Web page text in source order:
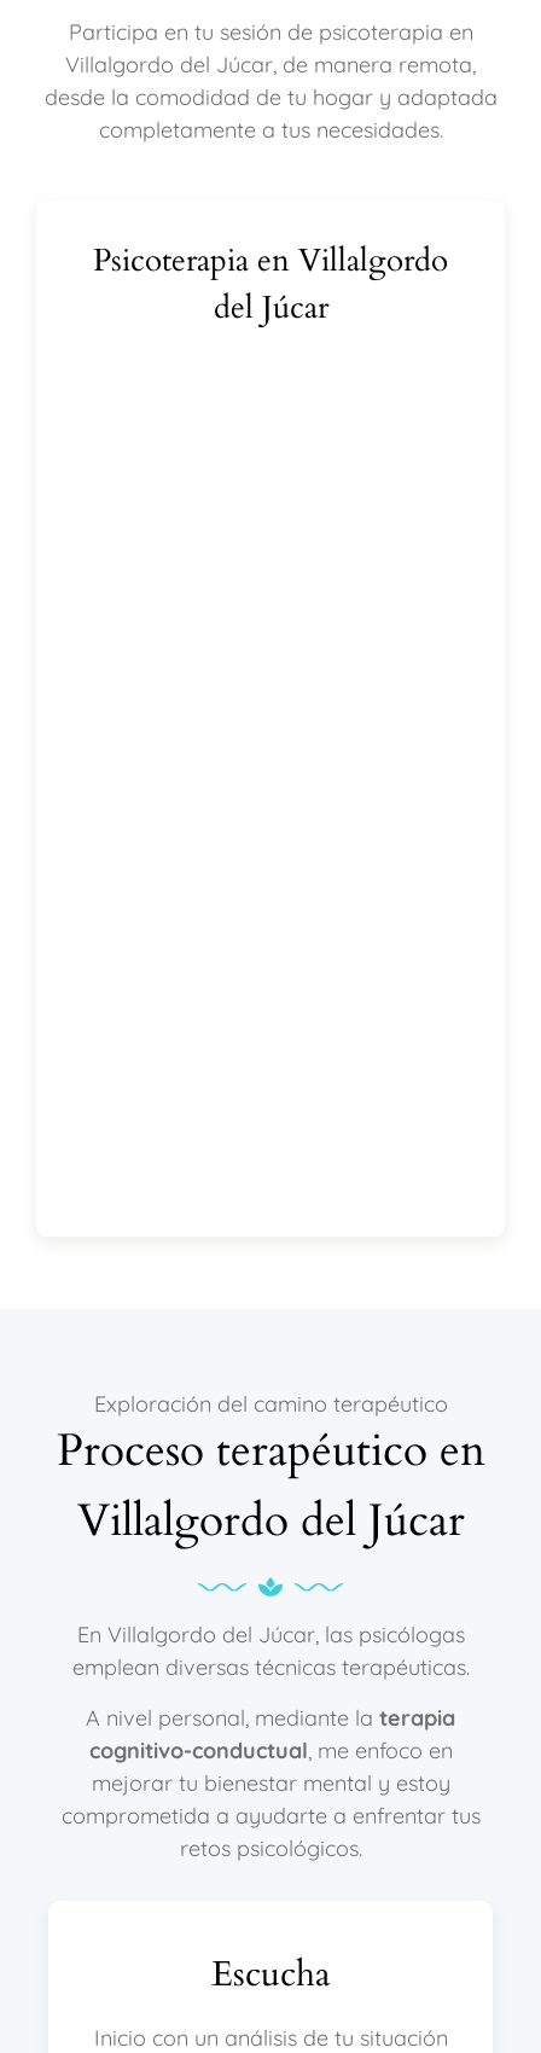
Participa en tu sesión de psicoterapia en
Villalgordo del Júcar, de manera remota,
desde la comodidad de tu hogar y adaptada
completamente a tus necesidades.
Psicoterapia en Villalgordo
del Júcar
Exploración del camino terapéutico
Proceso terapéutico en
Villalgordo del Júcar
En Villalgordo del Júcar, las psicólogas
emplean diversas técnicas terapéuticas.
A nivel personal, mediante la terapia
cognitivo-conductual, me enfoco en
mejorar tu bienestar mental y estoy
comprometida a ayudarte a enfrentar tus
retos psicológicos.
Escucha
Inicio con un análisis de tu situación